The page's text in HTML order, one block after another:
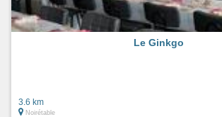
Le Ginkgo
3.6 km
Noirétable